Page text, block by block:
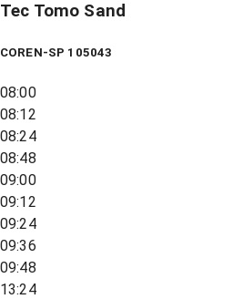
Tec Tomo Sand
COREN-SP 105043
08:00
08:12
08:24
08:48
09:00
09:12
09:24
09:36
09:48
13:24